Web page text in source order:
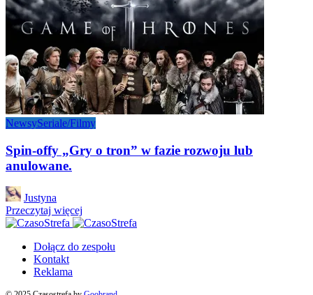
NewsySeriale/Filmy
Spin-offy „Gry o tron” w fazie rozwoju lub
anulowane.
Posted
by
Justyna
Przeczytaj więcej
Dołącz do zespołu
Kontakt
Reklama